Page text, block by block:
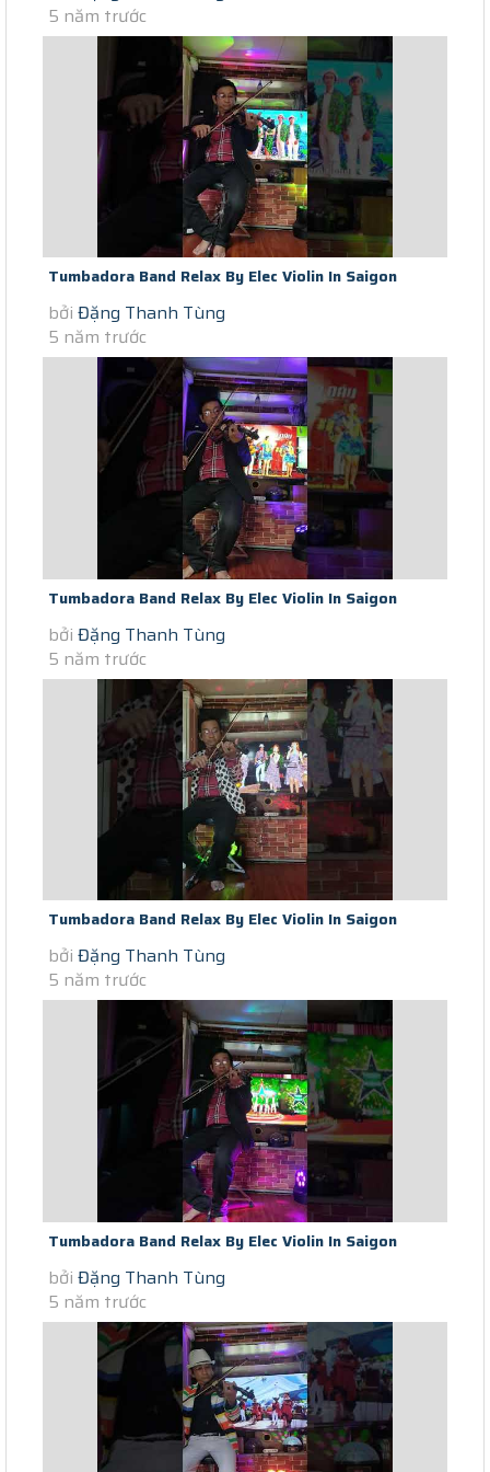
5 năm trước
Tumbadora Band Relax By Elec Violin In Saigon
Lockdown Take Me To Your...
bởi Đặng Thanh Tùng
5 năm trước
Tumbadora Band Relax By Elec Violin In Saigon
Lockdown Right Here Waiting...
bởi Đặng Thanh Tùng
5 năm trước
Tumbadora Band Relax By Elec Violin In Saigon
Lockdown Every Thing I Do...
bởi Đặng Thanh Tùng
5 năm trước
Tumbadora Band Relax By Elec Violin In Saigon
Lockdown Wonderful Tonight...
bởi Đặng Thanh Tùng
5 năm trước